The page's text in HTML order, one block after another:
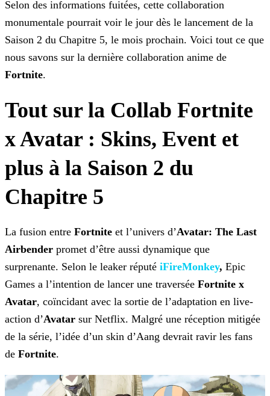
Selon des informations fuitées, cette collaboration
monumentale pourrait voir le jour dès le lancement de la
Saison 2 du Chapitre 5, le mois prochain. Voici tout ce que
nous savons sur la dernière collaboration anime de
Fortnite.
Tout sur la Collab Fortnite
x Avatar : Skins, Event et
plus à la Saison 2 du
Chapitre 5
La fusion entre Fortnite et l’univers d’Avatar: The Last
Airbender promet d’être aussi dynamique que
surprenante. Selon le leaker réputé iFireMonkey, Epic
Games a l’intention de lancer une traversée Fortnite x
Avatar, coïncidant avec la sortie de l’adaptation en live-
action d’Avatar sur Netflix. Malgré une réception mitigée
de la série, l’idée d’un skin d’Aang devrait ravir les fans
de Fortnite.